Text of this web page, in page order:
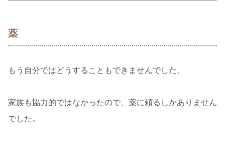
薬
もう自分ではどうすることもできませんでした。
家族も協力的ではなかったので、薬に頼るしかありません
でした。